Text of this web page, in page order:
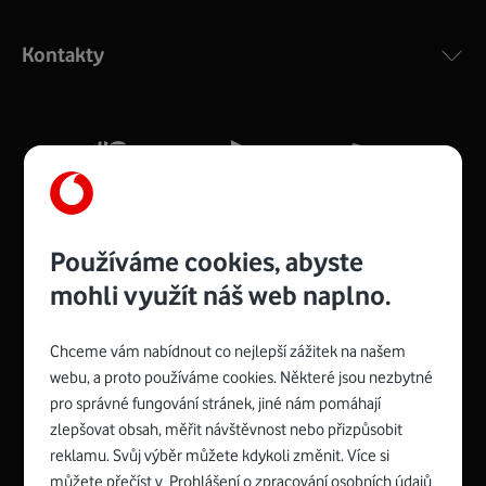
silný signál pro celou domácnost. Kompaktní rozměry 21
Více o COMPAL CH7465VF
Zyxel VMG8623-T50B:
Rozměry modemu jsou 16 x 22 x 7,5 cm (včetně stojánku)
a nabízí 4 gigabitové LAN porty a bezdrátové připojení Wi-
Spojte se s Vodafonem
Kontakty
Používáme cookies, abyste
mohli využít náš web naplno.
Chceme vám nabídnout co nejlepší zážitek na našem
webu, a proto používáme cookies. Některé jsou nezbytné
pro správné fungování stránek, jiné nám pomáhají
zlepšovat obsah, měřit návštěvnost nebo přizpůsobit
reklamu. Svůj výběr můžete kdykoli změnit. Více si
můžete přečíst v Prohlášení o zpracování osobních údajů